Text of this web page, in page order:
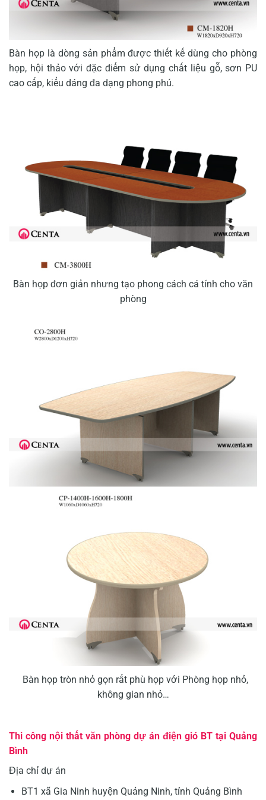
Bàn họp là dòng sản phẩm được thiết kế dùng cho phòng
họp, hội thảo với đặc điểm sử dụng chất liệu gỗ, sơn PU
cao cấp, kiểu dáng đa dạng phong phú.
Bàn họp đơn giản nhưng tạo phong cách cá tính cho văn
phòng
Bàn họp tròn nhỏ gọn rất phù họp với Phòng họp nhỏ,
không gian nhỏ…
Thi công nội thất văn phòng dự án điện gió BT tại Quảng
Bình
Địa chỉ dự án
BT1 xã Gia Ninh huyện Quảng Ninh, tỉnh Quảng Bình